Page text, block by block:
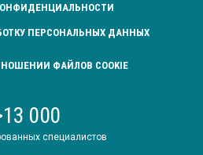
ПЕРСОНАЛЬНЫХ ДАННЫХ
ФАЙЛОВ COOKIE
000
специалистов